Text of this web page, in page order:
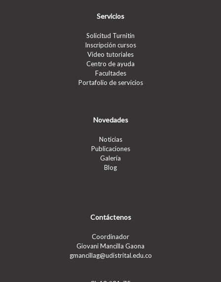
Servicios
Solicitud Turnitin
Inscripción cursos
Video tutoriales
Centro de ayuda
Facultades
Portafolio de servicios
Novedades
Noticias
Publicaciones
Galería
Blog
Contáctenos
Coordinador
Giovani Mancilla Gaona
gmancillag@udistrital.edu.co